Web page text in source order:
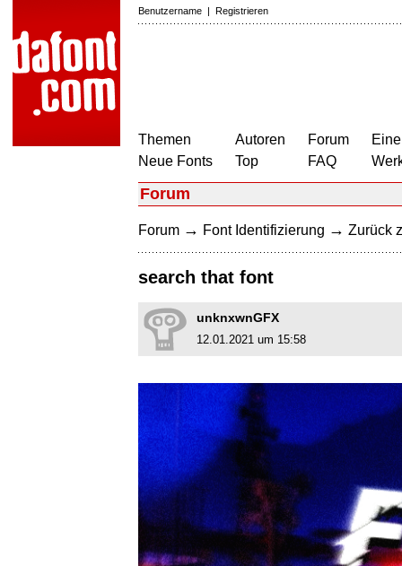
Benutzername | Registrieren
Themen
Neue Fonts
Autoren
Top
Forum
FAQ
Forum
Forum → Font Identifizierung → Zurück
search that font
unknxwnGFX
12.01.2021 um 15:58